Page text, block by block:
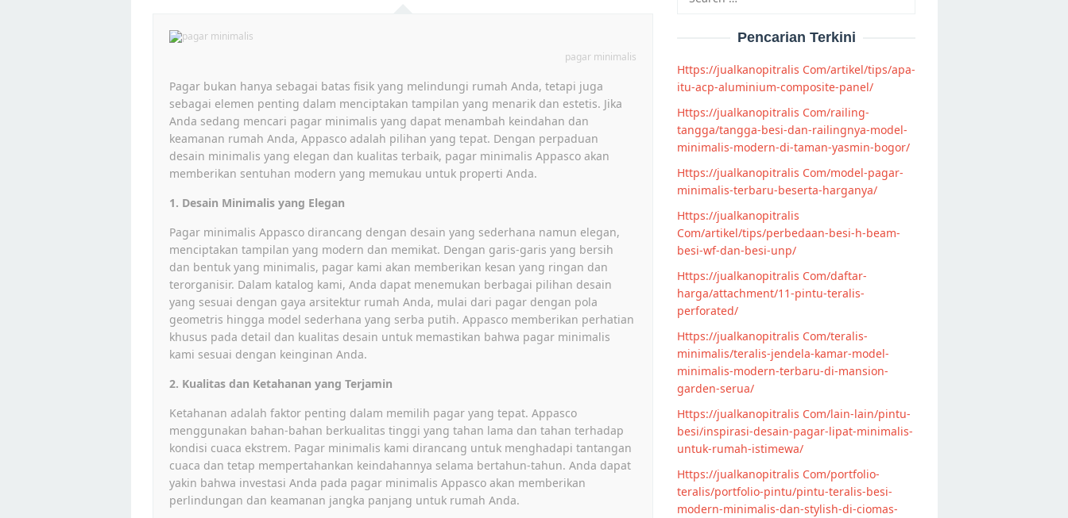
pagar minimalis
Pagar bukan hanya sebagai batas fisik yang melindungi rumah Anda, tetapi juga
sebagai elemen penting dalam menciptakan tampilan yang menarik dan estetis. Jika
Anda sedang mencari pagar minimalis yang dapat menambah keindahan dan
keamanan rumah Anda, Appasco adalah pilihan yang tepat. Dengan perpaduan
desain minimalis yang elegan dan kualitas terbaik, pagar minimalis Appasco akan
memberikan sentuhan modern yang memukau untuk properti Anda.
1. Desain Minimalis yang Elegan
Pagar minimalis Appasco dirancang dengan desain yang sederhana namun elegan,
menciptakan tampilan yang modern dan memikat. Dengan garis-garis yang bersih
dan bentuk yang minimalis, pagar kami akan memberikan kesan yang ringan dan
terorganisir. Dalam katalog kami, Anda dapat menemukan berbagai pilihan desain
yang sesuai dengan gaya arsitektur rumah Anda, mulai dari pagar dengan pola
geometris hingga model sederhana yang serba putih. Appasco memberikan perhatian
khusus pada detail dan kualitas desain untuk memastikan bahwa pagar minimalis
kami sesuai dengan keinginan Anda.
2. Kualitas dan Ketahanan yang Terjamin
Ketahanan adalah faktor penting dalam memilih pagar yang tepat. Appasco
menggunakan bahan-bahan berkualitas tinggi yang tahan lama dan tahan terhadap
kondisi cuaca ekstrem. Pagar minimalis kami dirancang untuk menghadapi tantangan
cuaca dan tetap mempertahankan keindahannya selama bertahun-tahun. Anda dapat
yakin bahwa investasi Anda pada pagar minimalis Appasco akan memberikan
perlindungan dan keamanan jangka panjang untuk rumah Anda.
for:
Pencarian Terkini
Https://jualkanopitralis Com/artikel/tips/apa-
itu-acp-aluminium-composite-panel/
Https://jualkanopitralis Com/railing-
tangga/tangga-besi-dan-railingnya-model-
minimalis-modern-di-taman-yasmin-bogor/
Https://jualkanopitralis Com/model-pagar-
minimalis-terbaru-beserta-harganya/
Https://jualkanopitralis
Com/artikel/tips/perbedaan-besi-h-beam-
besi-wf-dan-besi-unp/
Https://jualkanopitralis Com/daftar-
harga/attachment/11-pintu-teralis-
perforated/
Https://jualkanopitralis Com/teralis-
minimalis/teralis-jendela-kamar-model-
minimalis-modern-terbaru-di-mansion-
garden-serua/
Https://jualkanopitralis Com/lain-lain/pintu-
besi/inspirasi-desain-pagar-lipat-minimalis-
untuk-rumah-istimewa/
Https://jualkanopitralis Com/portfolio-
teralis/portfolio-pintu/pintu-teralis-besi-
modern-minimalis-dan-stylish-di-ciomas-